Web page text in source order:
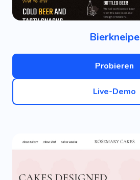
Bierkneipe
Probieren
Live-Demo